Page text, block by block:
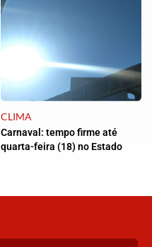
CLIMA
Carnaval: tempo firme até
quarta-feira (18) no Estado